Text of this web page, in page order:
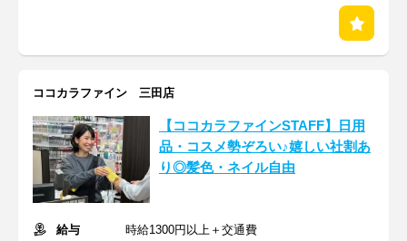
ココカラファイン 三田店
【ココカラファインSTAFF】日用
品・コスメ勢ぞろい♪嬉しい社割あ
り◎髪色・ネイル自由
給与
時給1300円以上＋交通費